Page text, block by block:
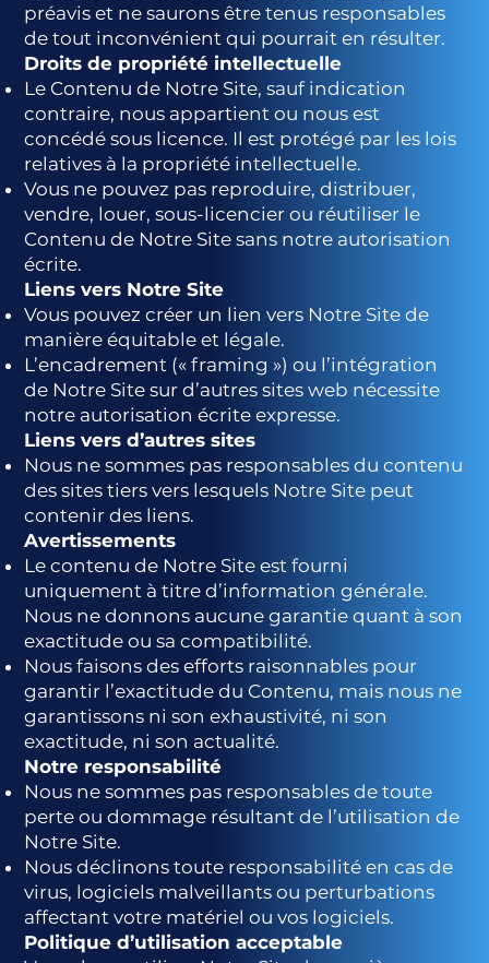
préavis et ne saurons être tenus responsables
de tout inconvénient qui pourrait en résulter.
Droits de propriété intellectuelle
Le Contenu de Notre Site, sauf indication
contraire, nous appartient ou nous est
concédé sous licence. Il est protégé par les lois
relatives à la propriété intellectuelle.
Vous ne pouvez pas reproduire, distribuer,
vendre, louer, sous-licencier ou réutiliser le
Contenu de Notre Site sans notre autorisation
écrite.
Liens vers Notre Site
Vous pouvez créer un lien vers Notre Site de
manière équitable et légale.
L’encadrement (« framing ») ou l’intégration
de Notre Site sur d’autres sites web nécessite
notre autorisation écrite expresse.
Liens vers d’autres sites
Nous ne sommes pas responsables du contenu
des sites tiers vers lesquels Notre Site peut
contenir des liens.
Avertissements
Le contenu de Notre Site est fourni
uniquement à titre d’information générale.
Nous ne donnons aucune garantie quant à son
exactitude ou sa compatibilité.
Nous faisons des efforts raisonnables pour
garantir l’exactitude du Contenu, mais nous ne
garantissons ni son exhaustivité, ni son
exactitude, ni son actualité.
Notre responsabilité
Nous ne sommes pas responsables de toute
perte ou dommage résultant de l’utilisation de
Notre Site.
Nous déclinons toute responsabilité en cas de
virus, logiciels malveillants ou perturbations
affectant votre matériel ou vos logiciels.
Politique d’utilisation acceptable